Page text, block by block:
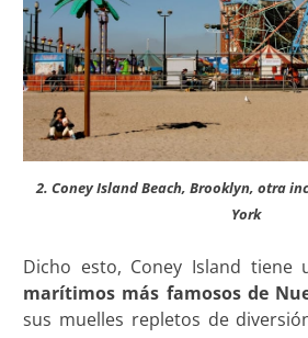
2. Coney Island Beach, Brooklyn, otra
York
Dicho esto, Coney Island tiene
marítimos más famosos de
sus muelles repletos de